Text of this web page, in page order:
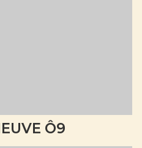
Ô9